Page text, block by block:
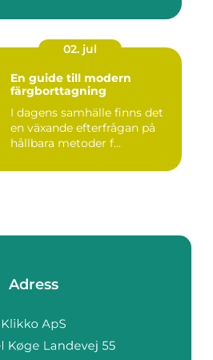
02. jul
En guide till modern
färgborttagning
I dagens samhälle finns det
en växande efterfrågan på
hållbara metoder f...
Adress